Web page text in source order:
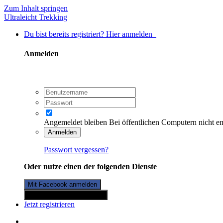
Zum Inhalt springen
Ultraleicht Trekking
Du bist bereits registriert? Hier anmelden
Anmelden
Angemeldet bleiben Bei öffentlichen Computern nicht
Anmelden
Passwort vergessen?
Oder nutze einen der folgenden Dienste
Mit Facebook anmelden
Jetzt registrieren